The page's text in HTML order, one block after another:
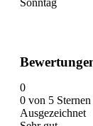
Sonntag
0
0 von 5
Ausgezeichnet